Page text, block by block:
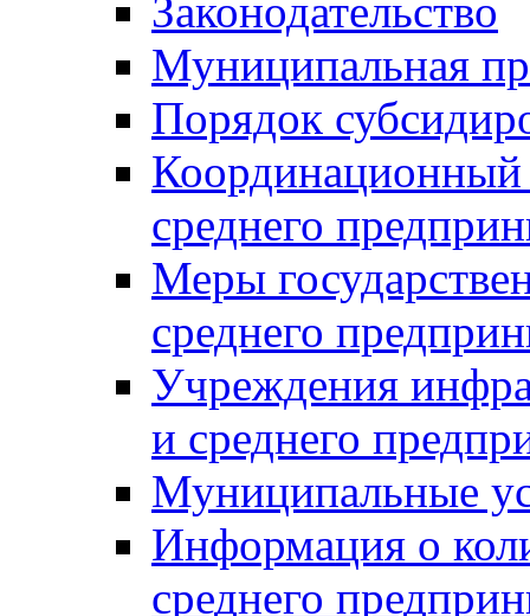
Законодательство
Муниципальная
Порядок
Координационный
среднего
Меры
среднего
Учреждения
и среднего
Муниципальные
Информация о
среднего